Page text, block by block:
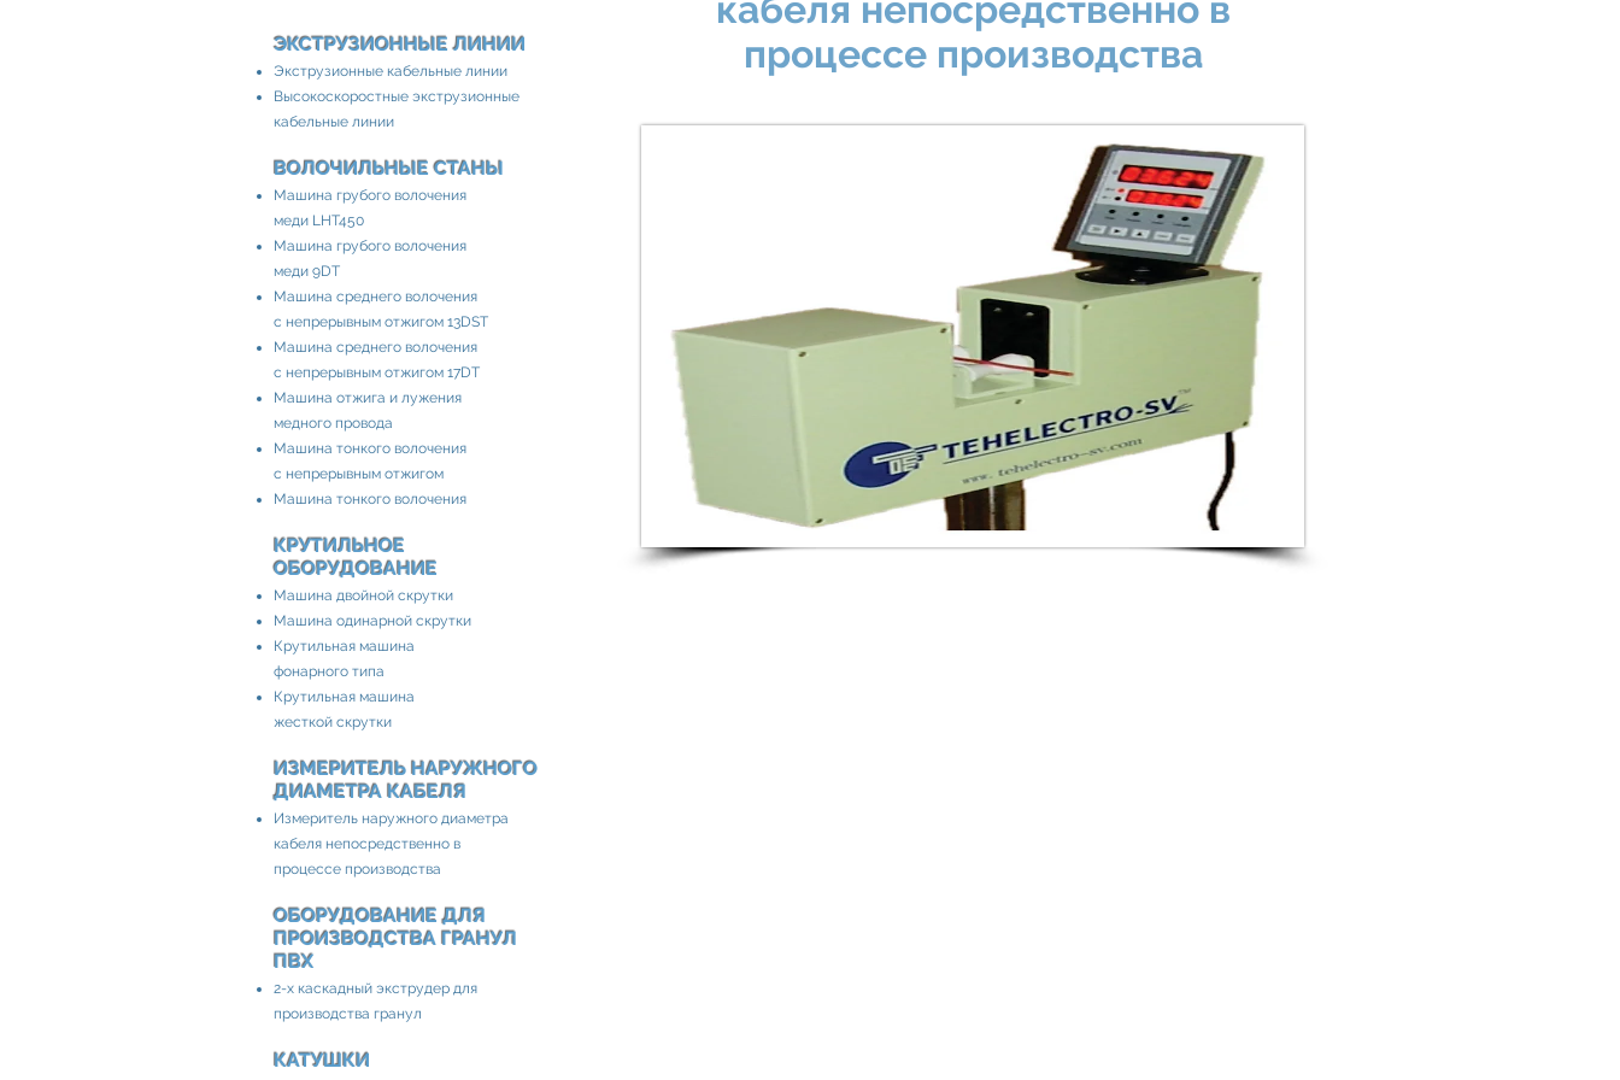
ЭКСТРУЗИОННЫЕ ЛИНИИ
Экструзионные кабельные линии
Высокоскоростные экструзионные
кабельные линии
ВОЛОЧИЛЬНЫЕ СТАНЫ
Машина грубого волочения
меди LHT450
Машина грубого волочения
меди 9DT
Машина среднего волочения
с непрерывным отжигом 13DST
Машина среднего волочения
с непрерывным отжигом 17DT
Машина отжига и лужения
медного провода
Машина тонкого волочения
с непрерывным отжигом
Машина тонкого волочения
КРУТИЛЬНОЕ
ОБОРУДОВАНИЕ
Машина двойной скрутки
Машина одинарной скрутки
Крутильная машина
фонарного типа
Крутильная машина
жесткой скрутки
ИЗМЕРИТЕЛЬ НАРУЖНОГО
ДИАМЕТРА КАБЕЛЯ​
Измеритель наружного диаметра
кабеля непосредственно в
процессе производства
ОБОРУДОВАНИЕ ДЛЯ
ПРОИЗВОДСТВА ГРАНУЛ
ПВХ
2-х каскадный экструдер для
производства гранул
КАТУШКИ
кабеля непосредственно в
процессе производства